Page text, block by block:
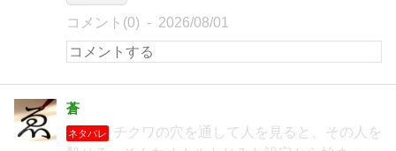
コメント(0) 2026/08/01
蒼
ネタバレ
チクワの穴を通して人を見ると、その人を